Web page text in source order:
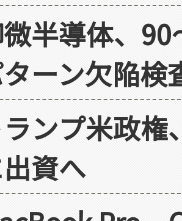
半導体、
ーン欠陥検
ランプ米政
資へ